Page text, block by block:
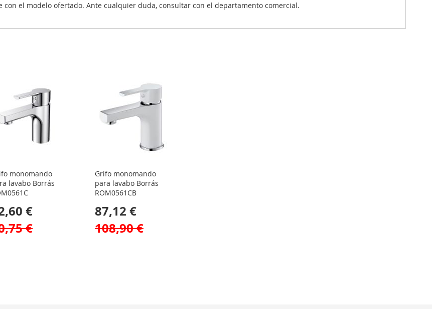
con el modelo ofertado. Ante cualquier duda, consultar con el departamento comercial.
monomando
lavabo Borrás
€
€
Grifo monomando
para lavabo Borrás
ROM0561CB
87,12 €
108,90 €